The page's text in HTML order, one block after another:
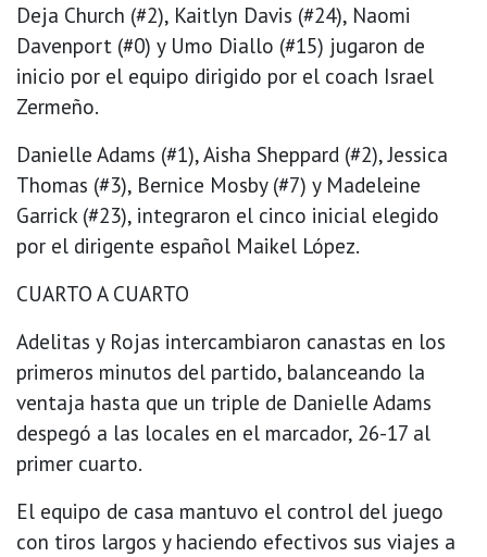
Deja Church (#2), Kaitlyn Davis (#24), Naomi
Davenport (#0) y Umo Diallo (#15) jugaron de
inicio por el equipo dirigido por el coach Israel
Zermeño.
Danielle Adams (#1), Aisha Sheppard (#2), Jessica
Thomas (#3), Bernice Mosby (#7) y Madeleine
Garrick (#23), integraron el cinco inicial elegido
por el dirigente español Maikel López.
CUARTO A CUARTO
Adelitas y Rojas intercambiaron canastas en los
primeros minutos del partido, balanceando la
ventaja hasta que un triple de Danielle Adams
despegó a las locales en el marcador, 26-17 al
primer cuarto.
El equipo de casa mantuvo el control del juego
con tiros largos y haciendo efectivos sus viajes a